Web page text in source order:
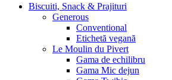
Biscuiti, Snack & Prajituri
Generous
Conventional
Etichetă vegană
Le Moulin du Pivert
Gama de echilibru
Gama Mic dejun